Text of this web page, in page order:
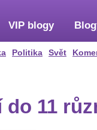
Politika Svět
VIP blogy
do 11